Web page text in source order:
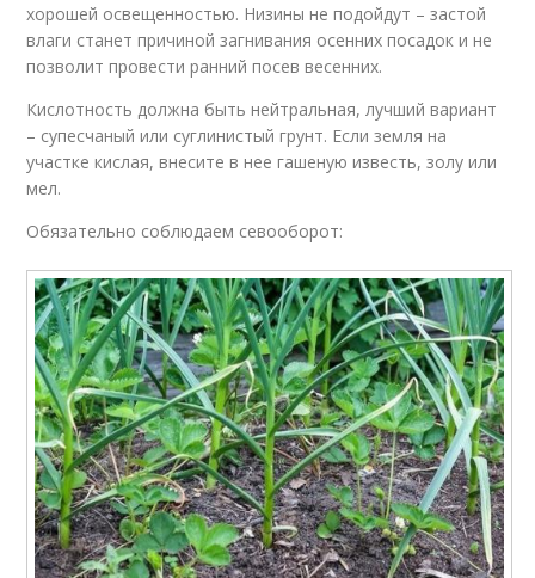
хорошей освещенностью. Низины не подойдут – застой
влаги станет причиной загнивания осенних посадок и не
позволит провести ранний посев весенних.
Кислотность должна быть нейтральная, лучший вариант
– супесчаный или суглинистый грунт. Если земля на
участке кислая, внесите в нее гашеную известь, золу или
мел.
Обязательно соблюдаем севооборот: